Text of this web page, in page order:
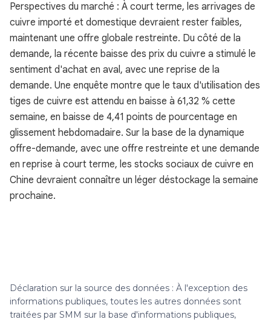
Perspectives du marché : À court terme, les arrivages de
cuivre importé et domestique devraient rester faibles,
maintenant une offre globale restreinte. Du côté de la
demande, la récente baisse des prix du cuivre a stimulé le
sentiment d'achat en aval, avec une reprise de la
demande. Une enquête montre que le taux d'utilisation des
tiges de cuivre est attendu en baisse à 61,32 % cette
semaine, en baisse de 4,41 points de pourcentage en
glissement hebdomadaire. Sur la base de la dynamique
offre-demande, avec une offre restreinte et une demande
en reprise à court terme, les stocks sociaux de cuivre en
Chine devraient connaître un léger déstockage la semaine
prochaine.
Déclaration sur la source des données : À l'exception des
informations publiques, toutes les autres données sont
traitées par SMM sur la base d'informations publiques,